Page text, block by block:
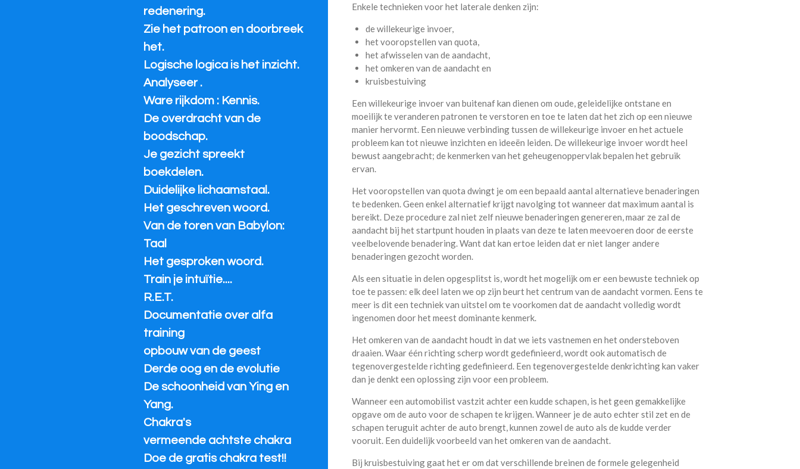
Enkele technieken voor het laterale denken zijn:
de willekeurige invoer,
het vooropstellen van quota,
het afwisselen van de aandacht,
het omkeren van de aandacht en
kruisbestuiving
Een willekeurige invoer van buitenaf kan dienen om oude, geleidelijke ontstane en
moeilijk te veranderen patronen te verstoren en toe te laten dat het zich op een nieuwe
manier hervormt. Een nieuwe verbinding tussen de willekeurige invoer en het actuele
probleem kan tot nieuwe inzichten en ideeën leiden. De willekeurige invoer wordt heel
bewust aangebracht; de kenmerken van het geheugenoppervlak bepalen het gebruik
ervan.
Het vooropstellen van quota dwingt je om een bepaald aantal alternatieve benaderingen
te bedenken. Geen enkel alternatief krijgt navolging tot wanneer dat maximum aantal is
bereikt. Deze procedure zal niet zelf nieuwe benaderingen genereren, maar ze zal de
aandacht bij het startpunt houden in plaats van deze te laten meevoeren door de eerste
veelbelovende benadering. Want dat kan ertoe leiden dat er niet langer andere
benaderingen gezocht worden.
Als een situatie in delen opgesplitst is, wordt het mogelijk om er een bewuste techniek op
toe te passen: elk deel laten we op zijn beurt het centrum van de aandacht vormen. Eens te
meer is dit een techniek van uitstel om te voorkomen dat de aandacht volledig wordt
ingenomen door het meest dominante kenmerk.
Het omkeren van de aandacht houdt in dat we iets vastnemen en het ondersteboven
draaien. Waar één richting scherp wordt gedefinieerd, wordt ook automatisch de
tegenovergestelde richting gedefinieerd. Een tegenovergestelde denkrichting kan vaker
dan je denkt een oplossing zijn voor een probleem.
Wanneer een automobilist vastzit achter een kudde schapen, is het geen gemakkelijke
opgave om de auto voor de schapen te krijgen. Wanneer je de auto echter stil zet en de
schapen teruguit achter de auto brengt, kunnen zowel de auto als de kudde verder
vooruit. Een duidelijk voorbeeld van het omkeren van de aandacht.
Bij kruisbestuiving gaat het er om dat verschillende breinen de formele gelegenheid
redenering.
Zie het patroon en doorbreek
het.
Logische logica is het inzicht.
Analyseer .
Ware rijkdom : Kennis.
De overdracht van de
boodschap.
Je gezicht spreekt
boekdelen.
Duidelijke lichaamstaal.
Het geschreven woord.
Van de toren van Babylon:
Taal
Het gesproken woord.
Train je intuïtie....
R.E.T.
Documentatie over alfa
training
opbouw van de geest
Derde oog en de evolutie
De schoonheid van Ying en
Yang.
Chakra's
vermeende achtste chakra
Doe de gratis chakra test!!